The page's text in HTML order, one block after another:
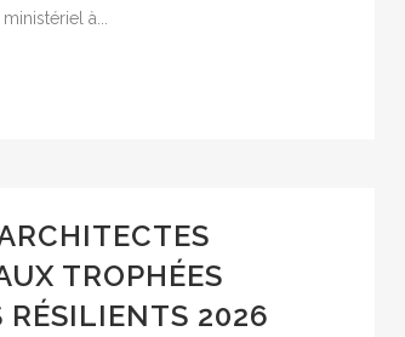
à...
TROPHÉES
RÉSILIENTS 2026